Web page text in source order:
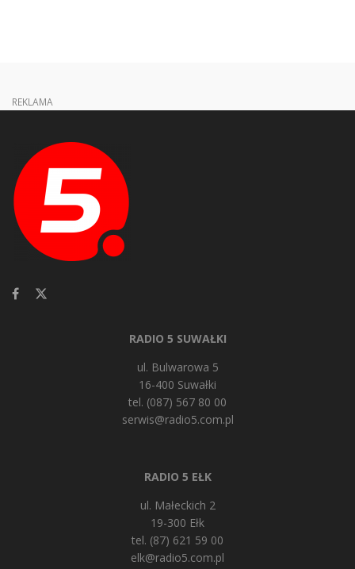
REKLAMA
RADIO 5 SUWAŁKI
ul. Bulwarowa 5
16-400 Suwałki
tel. (087) 567 80 00
serwis@radio5.com.pl
RADIO 5 EŁK
ul. Małeckich 2
19-300 Ełk
tel. (87) 621 59 00
elk@radio5.com.pl